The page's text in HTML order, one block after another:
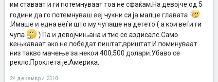
им ставаат и ги потемнуваат тоа не сфаќам.На девојче од 5
години да го потемнуваш ееј чукни си ја малце главата
.Имаше и една веѓи што му чупаше на детето ( а кои веѓи ги
чупа
) Па и девојчињана и тие се аздисале.Само
кењкаваат ако не победат пиштат,вриштат.И поминуваат
низ такво мачење за некои 400,500 долари.Убаво се
рекло:Проклета је,Америка.
24 декември 2010